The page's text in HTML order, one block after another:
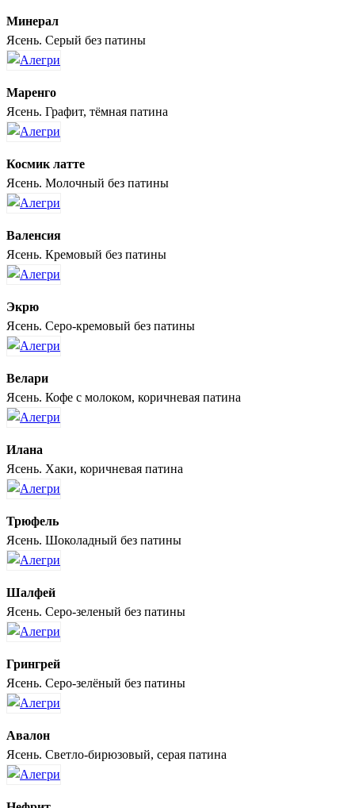
Минерал
Ясень. Серый без патины
Маренго
Ясень. Графит, тёмная патина
Космик латте
Ясень. Молочный без патины
Валенсия
Ясень. Кремовый без патины
Экрю
Ясень. Серо-кремовый без патины
Велари
Ясень. Кофе с молоком, коричневая патина
Илана
Ясень. Хаки, коричневая патина
Трюфель
Ясень. Шоколадный без патины
Шалфей
Ясень. Серо-зеленый без патины
Грингрей
Ясень. Серо-зелёный без патины
Авалон
Ясень. Светло-бирюзовый, серая патина